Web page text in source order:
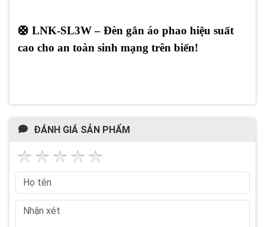
🛟 LNK-SL3W – Đèn gắn áo phao hiệu suất
cao cho an toàn sinh mạng trên biển!
ĐÁNH GIÁ SẢN PHẨM